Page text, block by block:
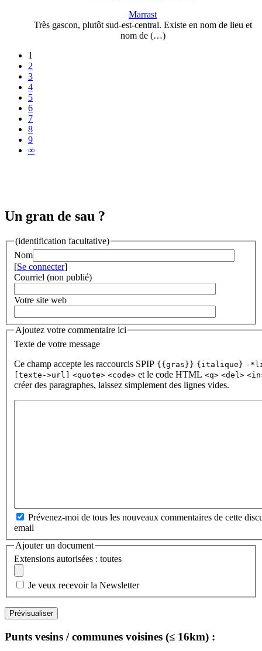
Marrast
Très gascon, plutôt sud-est-central. Existe en nom de lieu et
nom de (…)
1
2
3
4
5
6
7
8
9
∞
Un gran de sau ?
(identification facultative)
Nom
[Se connecter]
Courriel (non publié)
Votre site web
Ajoutez votre commentaire ici
Texte de votre message
Ce champ accepte les raccourcis SPIP {{gras}} {italique} -
[texte->url] <quote> <code> et le code HTML <q> <del>
créer des paragraphes, laissez simplement des lignes vides.
Prévenez-moi de tous les nouveaux commentaires de cette
email
Ajouter un document
Extensions autorisées : toutes
Je veux recevoir la Newsletter
Punts vesins / communes voisines (≤ 16km) :